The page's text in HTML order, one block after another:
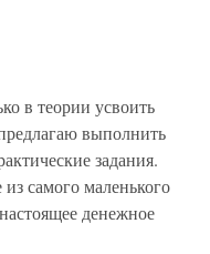
в теории усвоить
выполнить
задания.
самого маленького
денежное